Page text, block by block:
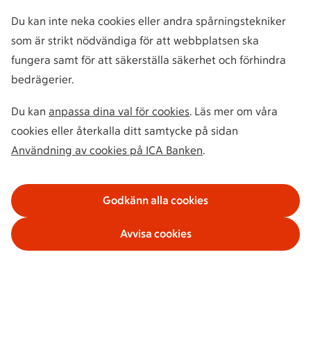
Du kan inte neka cookies eller andra spårningstekniker
som är strikt nödvändiga för att webbplatsen ska
fungera samt för att säkerställa säkerhet och förhindra
bedrägerier.
Du kan anpassa dina val för cookies. Läs mer om våra
cookies eller återkalla ditt samtycke på sidan
Användning av cookies på ICA Banken.
Godkänn alla cookies
Avvisa cookies